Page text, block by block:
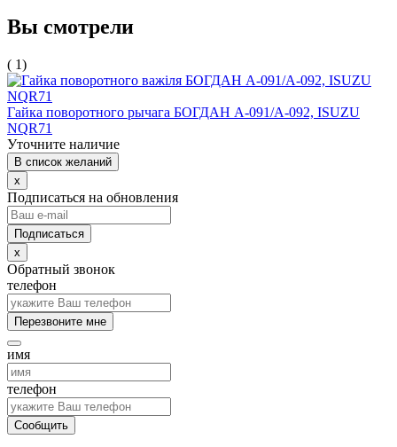
Вы смотрели
( 1)
Гайка поворотного рычага БОГДАН А-091/А-092, ISUZU
NQR71
Уточните наличие
В список желаний
x
Подписаться на обновления
x
Обратный звонок
телефон
Перезвоните мне
имя
телефон
Сообщить